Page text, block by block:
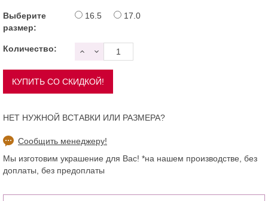
Выберите
размер:
16.5 17.0
Количество:
НЕТ НУЖНОЙ ВСТАВКИ ИЛИ РАЗМЕРА?
Сообщить менеджеру!
Мы изготовим украшение для Вас! *на нашем производстве, без
доплаты, без предоплаты